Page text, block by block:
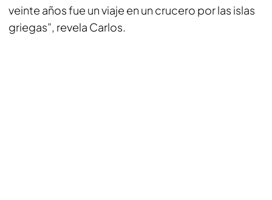
veinte años fue un viaje en un crucero por las islas
griegas”, revela Carlos.